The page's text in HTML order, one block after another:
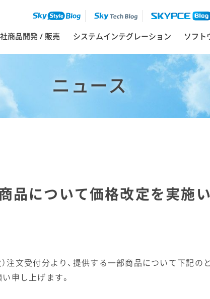
商品開発 / 販売 システムインテグレーション ソフト
ニュース
品について価格改定を実施
注文受付分より、提供する一部商品について下記
申し上げます。